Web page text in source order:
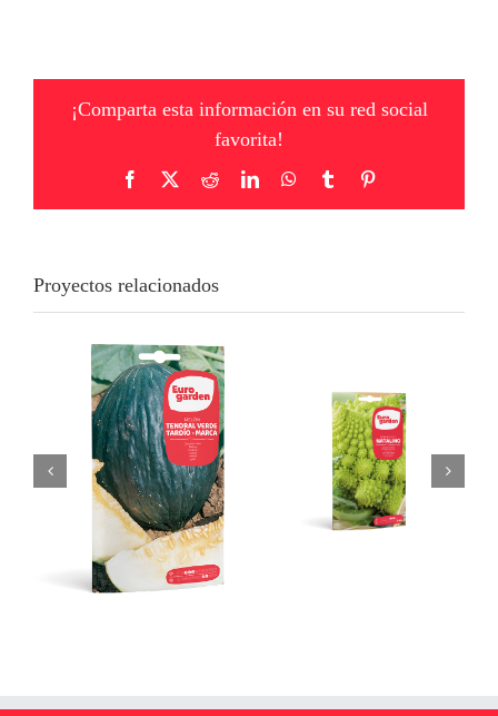
¡Comparta esta información en su red social
favorita!
Facebook RedditLinkedInWhatsApp
Tumblr
Proyectos relacionados
Melón Tendral
Verde Tardío
Romanesco
Natalino